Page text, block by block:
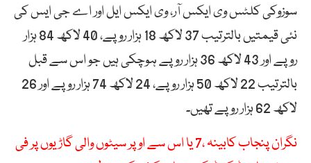
سوزوکی کلٹس وی ایکس آر، وی ایکس ایل اور اے جی ایس کی
نئی قیمتیں بالترتیب 37 لاکھ 18 ہزار روپے، 40 لاکھ 84 ہزار
روپے اور 43 لاکھ 36 ہزار روپے ہوچکی ہیں جو اس سے قبل
بالترتیب 22 لاکھ 50 ہزار روپے، 24 لاکھ 74 ہزار روپے اور 26
لاکھ 62 ہزار روپے تھیں۔
نگران پنجاب کابینہ ،7 یا اس سے اوپر سیٹوں والی گاڑیوں پر فی